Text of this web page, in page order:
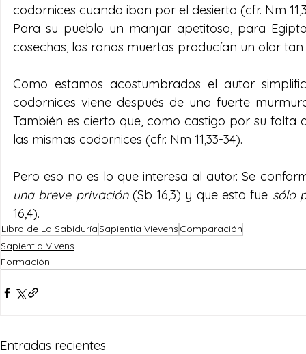
codornices cuando iban por el desierto (cfr. Nm
Para su pueblo un manjar apetitoso, para
cosechas, las ranas muertas producían un olor
Como estamos acostumbrados el autor
codornices viene después de una fuerte
También es cierto que, como castigo por su
las mismas codornices (cfr. Nm 11,33-34).
Pero eso no es lo que interesa al autor. Se
una breve privación (Sb 16,3) y que esto fue sólo
16,4).
Libro de La SabiduríaSapientia Vievens Comparación
Sapientia Vivens
Formación
Entradas recientes